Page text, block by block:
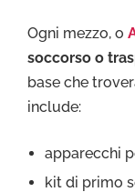
Ogni mezzo, o
soccorso o
base che
include:
apparecchi
kit di primo